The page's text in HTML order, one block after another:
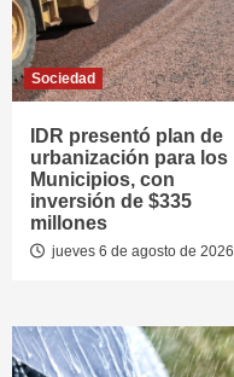
Sociedad
IDR presentó plan de
urbanización para los
Municipios, con
inversión de $335
millones
jueves 6 de agosto de 2026